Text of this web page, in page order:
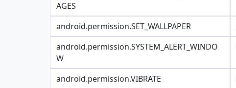
AGES
android.permission.SET_WALLPAPER
android.permission.SYSTEM_ALERT_WINDO
W
android.permission.VIBRATE